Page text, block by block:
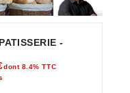
-
dont 8.4% TTC